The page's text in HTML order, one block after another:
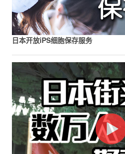
日本开放iPS细胞保存服务